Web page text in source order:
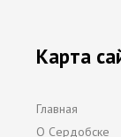
Карта
Главная
О Сердобске